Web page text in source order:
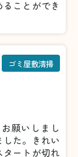
ことができ
ゴミ屋敷清掃
願いしまし
た。きれい
タートが切れ